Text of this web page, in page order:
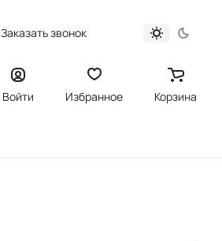
Заказать звонок
Войти Избранное Корзина